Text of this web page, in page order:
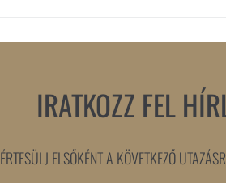
IRATKOZZ FEL
ÉRTESÜLJ ELSŐKÉNT A KÖVETKEZŐ